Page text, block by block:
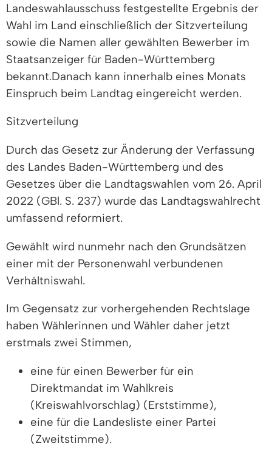
Landeswahlausschuss festgestellte Ergebnis der
Wahl im Land einschließlich der Sitzverteilung
sowie die Namen aller gewählten Bewerber im
Staatsanzeiger für Baden-Württemberg
bekannt.Danach kann innerhalb eines Monats
Einspruch beim Landtag eingereicht werden.
Sitzverteilung
Durch das Gesetz zur Änderung der Verfassung
des Landes Baden-Württemberg und des
Gesetzes über die Landtagswahlen vom 26. April
2022 (GBl. S. 237) wurde das Landtagswahlrecht
umfassend reformiert.
Gewählt wird nunmehr nach den Grundsätzen
einer mit der Personenwahl verbundenen
Verhältniswahl.
Im Gegensatz zur vorhergehenden Rechtslage
haben Wählerinnen und Wähler daher jetzt
erstmals zwei Stimmen,
eine für einen Bewerber für ein
Direktmandat im Wahlkreis
(Kreiswahlvorschlag) (Erststimme),
eine für die Landesliste einer Partei
(Zweitstimme).